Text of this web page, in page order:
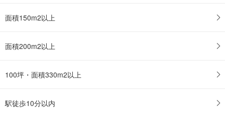
面積150m2以上
面積200m2以上
100坪・面積330m2以上
駅徒歩10分以内